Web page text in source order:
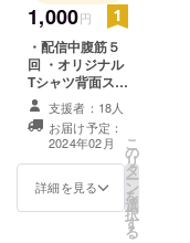
1,000円
・配信中腹筋５
回 ・オリジナル
Tシャツ背面ス
タッフロール部
分に名前掲載
(小) ※備考欄にT
シャツ背面に掲
載するお名前を
【英字表記】で
支援者：18人
お届け予定：
2024年02月
詳細を見る
こ
の
リ
タ
ー
ン
を
選
択
す
る